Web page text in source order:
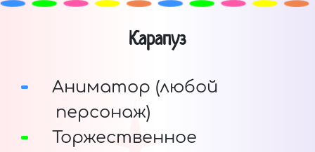
Карапуз
Аниматор (любой
персонаж)
Торжественное